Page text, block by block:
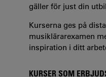
gäller för just din
Kurserna ges på
musiklärarexamen
inspiration i ditt
KURSER SOM